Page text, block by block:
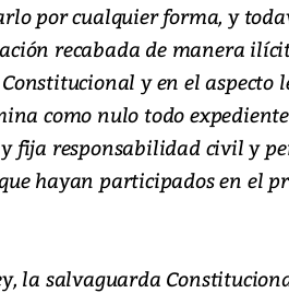
por cualquier forma, y
recabada de manera
y en el aspecto
como nulo todo
fija responsabilidad civil y
hayan participados en el
la salvaguarda